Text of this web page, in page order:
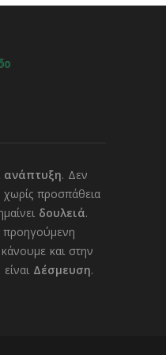
ανάπτυξη. Δεν
προσπάθεια
δουλειά.
και στην
Δέσμευση.